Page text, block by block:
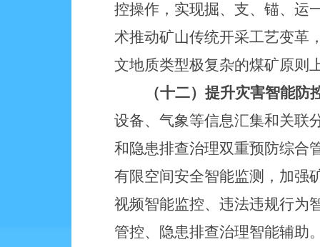
控操作，实现掘、支、锚、运
术推动矿山传统开采工艺变革
文地质类型极复杂的煤矿原则
（十二）提升灾害智能防
设备、气象等信息汇集和关联
和隐患排查治理双重预防综合
有限空间安全智能监测，加强
视频智能监控、违法违规行为
管控、隐患排查治理智能辅助